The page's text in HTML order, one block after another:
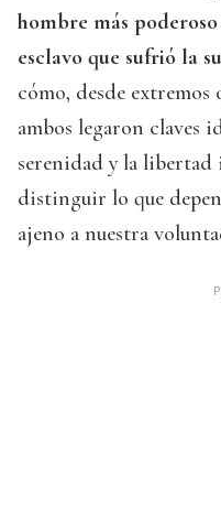
hombre más
esclavo que sufrió la
cómo, desde extremos
ambos legaron claves
serenidad y la
distinguir lo que
ajeno a nuestra